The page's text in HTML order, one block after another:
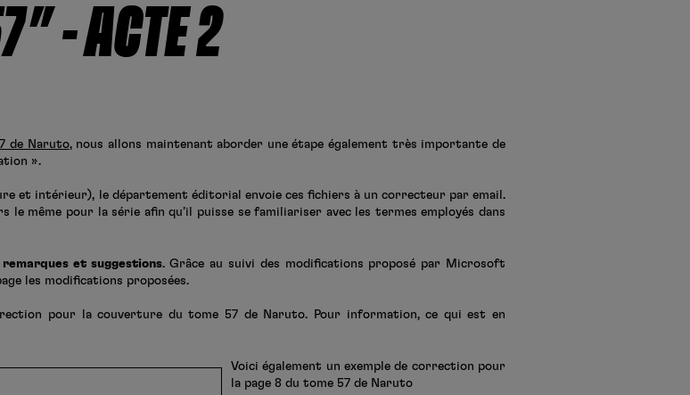
– ACTE 2
de Naruto, nous allons maintenant aborder une étape également très importante de
».
et intérieur), le département éditorial envoie ces fichiers à un correcteur par email.
même pour la série afin qu’il puisse se familiariser avec les termes employés dans
remarques et suggestions. Grâce au suivi des modifications proposé par Microsoft
les modifications proposées.
pour la couverture du tome 57 de Naruto. Pour information, ce qui est en
Voici également un exemple de correction pour
la page 8 du tome 57 de Naruto